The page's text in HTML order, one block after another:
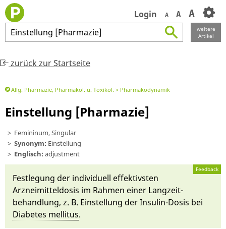
Login A A A
Einstellung [Pharmazie]
weitere
Artikel
zurück zur Startseite
Allg. Pharmazie, Pharmakol. u. Toxikol. Pharmakodynamik
Einstellung [Pharmazie]
Femininum, Singular
Synonym: Einstellung
Englisch: adjustment
Feedback
Fest­le­gung der in­dividuell ef­fektivs­ten
Arzneimittel­dosis im Rah­men ei­ner Lang­zeit­
behandlung, z. B. Einstellung derIn­sulin-Dosis bei
Diabetes mel­li­tus.